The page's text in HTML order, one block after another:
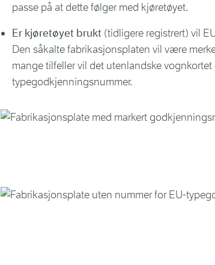
passe på at dette følger med kjøretøyet.
Er kjøretøyet brukt (tidligere registrert) vil
Den såkalte fabrikasjonsplaten vil være
mange tilfeller vil det utenlandske
typegodkjenningsnummer.